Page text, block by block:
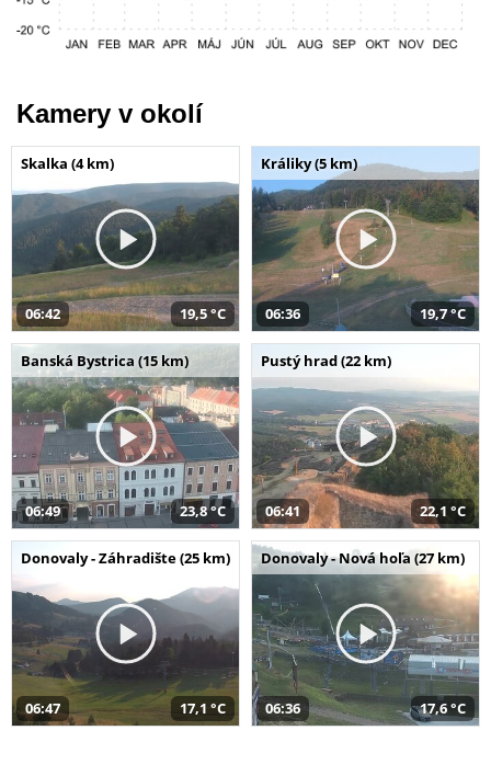
Kamery v okolí
Skalka (4 km)
06:42 19,5 °C
Králiky (5 km)
06:36 19,7 °C
Banská Bystrica (15 km)
06:49 23,8 °C
Pustý hrad (22 km)
06:41 22,1 °C
Donovaly - Záhradište (25 km)
06:47 17,1 °C
Donovaly - Nová hoľa (27 km)
06:36 17,6 °C